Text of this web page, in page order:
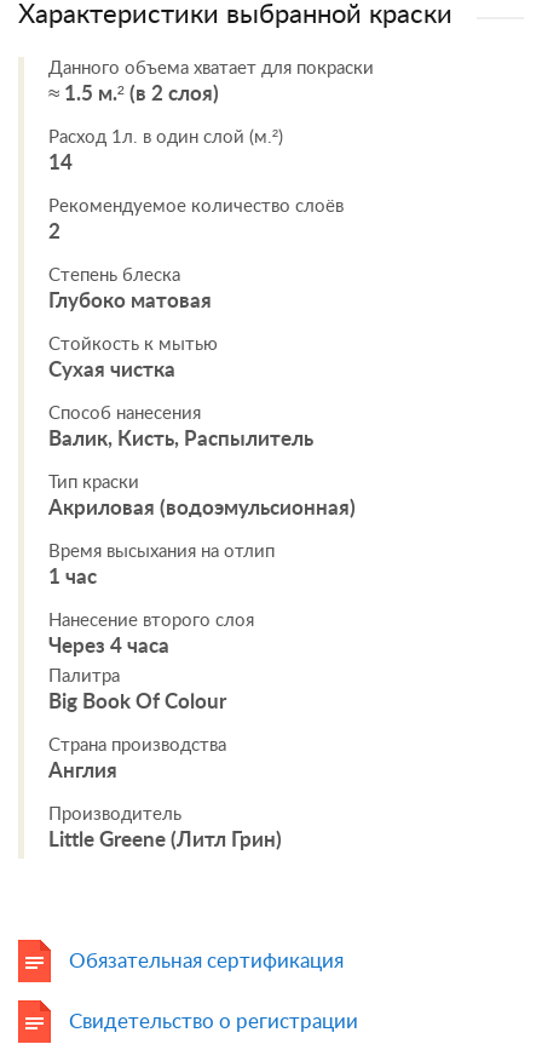
Характеристики выбранной краски
Данного объема хватает для покраски
≈ 1.5 м.² (в 2 слоя)
Расход 1л. в один слой (м.²)
14
Рекомендуемое количество слоёв
2
Степень блеска
Глубоко матовая
Стойкость к мытью
Сухая чистка
Способ нанесения
Валик, Кисть, Распылитель
Тип краски
Акриловая (водоэмульсионная)
Время высыхания на отлип
1 час
Нанесение второго слоя
Через 4 часа
Палитра
Big Book Of Colour
Страна производства
Англия
Производитель
Little Greene (Литл Грин)
Обязательная сертификация
Свидетельство о регистрации